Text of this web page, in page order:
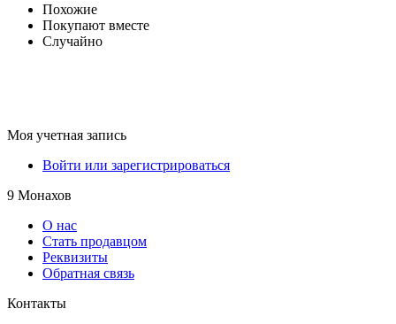
Похожие
Покупают вместе
Случайно
Моя учетная запись
Войти или зарегистрироваться
9 Монахов
О нас
Стать продавцом
Реквизиты
Обратная связь
Контакты